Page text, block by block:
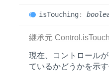
isTouching:
継承元 Control .
現在、コントロール
ているかどうかを示